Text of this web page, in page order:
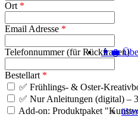
👩‍💼
Ort *
Email Adresse *
Telefonnummer (für Rückfragen)
Bestellart *
✅ Frühlings- & Oster-
✅ Nur Anleitungen (digital) –
Add-on: Produktpaket